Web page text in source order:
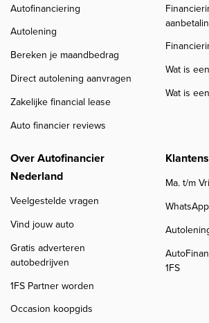
Autofinanciering
Autolening
Bereken je maandbedrag
Direct autolening aanvragen
Zakelijke financial lease
Auto financier reviews
Wat is
Wat is
Over Autofinancier
Nederland
Veelgestelde vragen
Vind jouw auto
Gratis adverteren
autobedrijven
1FS Partner worden
Occasion koopgids
Ma. t/m
WhatsApp
1FS